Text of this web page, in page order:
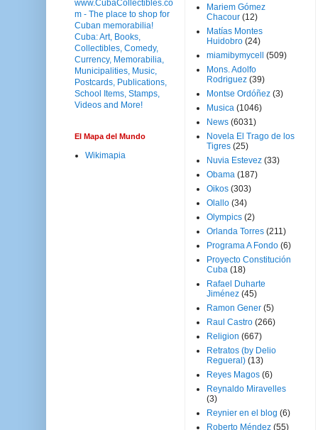
El Mapa del Mundo
Wikimapia
Mariem Gómez
Chacour (12)
Matías Montes
Huidobro (24)
miamibymycell
(509)
Mons. Adolfo
Rodriguez (39)
Montse Ordóñez (3)
Musica (1046)
News (6031)
Novela El Trago de los
Tigres (25)
Nuvia Estevez (33)
Obama (187)
Oikos (303)
Olallo (34)
Olympics (2)
Orlanda Torres (211)
Programa A Fondo (6)
Proyecto Constitución
Cuba (18)
Rafael Duharte
Jiménez (45)
Ramon Gener (5)
Raul Castro (266)
Religion (667)
Retratos (by Delio
Regueral) (13)
Reyes Magos (6)
Reynaldo Miravelles
(3)
Reynier en el blog (6)
Roberto Méndez (55)